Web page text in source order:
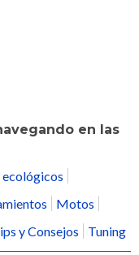
en las
Motos
y Consejos Tuning